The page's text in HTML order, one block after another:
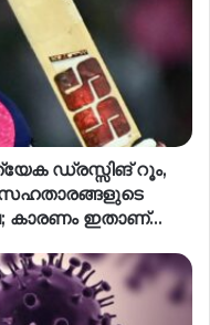
ഡ്രസ്സിങ് റൂം,
കാരണം ഇതാണ്…